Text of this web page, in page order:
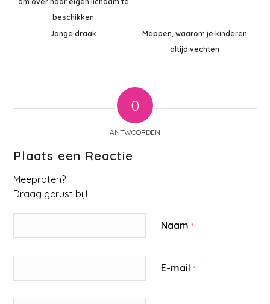
beschikken
Jonge draak
Meppen, waarom je kinderen
altijd vechten
0
ANTWOORDEN
Plaats een Reactie
Meepraten?
Draag gerust bij!
Naam*
E-mail*